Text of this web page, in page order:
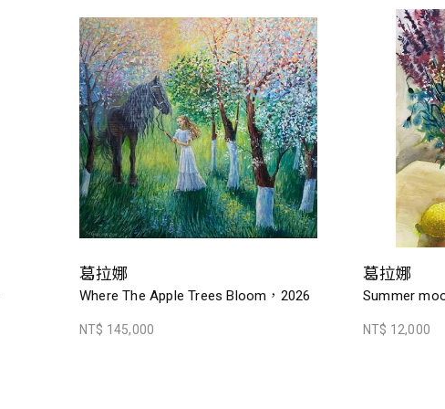
葛拉娜
Where The Apple Trees Bloom，2026
NT$ 145,000
葛拉娜
Summer
NT$ 12,000